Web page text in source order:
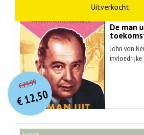
De man
John von
invloedrijke
€29,99O
orspr
onkelijke
prijs
was:
€ 29,99.
€12,50
Huidige
prijs
is:€ 12,50.